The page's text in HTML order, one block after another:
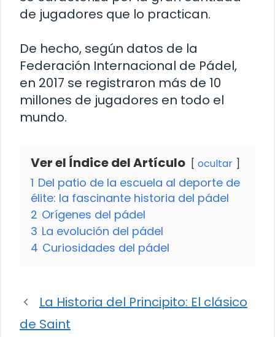
de jugadores que lo practican.
De hecho, según datos de la
Federación Internacional de Pádel,
en 2017 se registraron más de 10
millones de jugadores en todo el
mundo.
Ver el Índice del Artículo ocultar
1 Del patio de la escuela al deporte de
élite: la fascinante historia del pádel
2 Orígenes del pádel
3 La evolución del pádel
4 Curiosidades del pádel
La Historia del Principito: El clásico
de Saint